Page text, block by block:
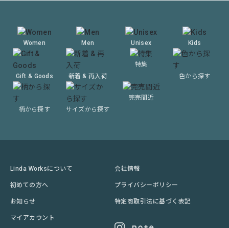
Women Men Unisex Kids
Gift & Goods 新着 & 再入荷
特集
色から探す
柄から探す サイズから探す
完売間近
Linda Worksについて
初めての方へ
お知らせ
マイアカウント
会社情報
プライバシーポリシー
特定商取引法に基づく表記